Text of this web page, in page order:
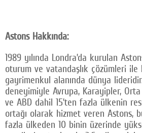
Astons Hakkında:
1989 yılında Londra’da kurulan
oturum ve vatandaşlık çözümleri
gayrimenkul alanında dünya
deneyimiyle Avrupa, Karayipler,
ve ABD dahil 15’ten fazla ülkenin
ortağı olarak hizmet veren Astons,
fazla ülkeden 10 binin üzerinde